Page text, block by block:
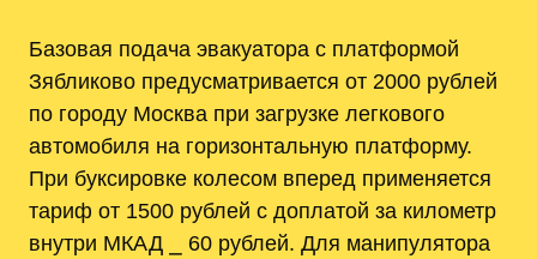
Базовая подача эвакуатора с платформой
Зябликово предусматривается от 2000 рублей
по городу Москва при загрузке легкового
автомобиля на горизонтальную платформу.
При буксировке колесом вперед применяется
тариф от 1500 рублей с доплатой за километр
внутри МКАД ⎯ 60 рублей. Для манипулятора